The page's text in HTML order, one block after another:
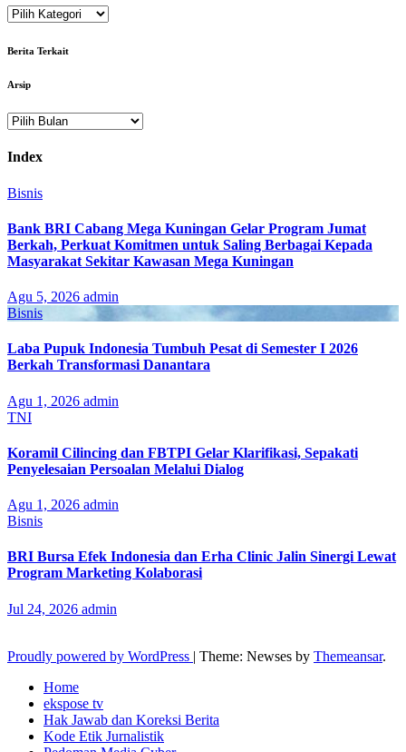
Kategori
Berita Terkait
Arsip
Arsip
Index
Bisnis
Bank BRI Cabang Mega Kuningan Gelar Program Jumat
Berkah, Perkuat Komitmen untuk Saling Berbagai Kepada
Masyarakat Sekitar Kawasan Mega Kuningan
Agu 5, 2026 admin
Bisnis
Laba Pupuk Indonesia Tumbuh Pesat di Semester I 2026
Berkah Transformasi Danantara
Agu 1, 2026 admin
TNI
Koramil Cilincing dan FBTPI Gelar Klarifikasi, Sepakati
Penyelesaian Persoalan Melalui Dialog
Agu 1, 2026 admin
Bisnis
BRI Bursa Efek Indonesia dan Erha Clinic Jalin Sinergi Lewat
Program Marketing Kolaborasi
Jul 24, 2026 admin
Proudly powered by WordPress | Theme: Newses by Themeansar.
Home
ekspose tv
Hak Jawab dan Koreksi Berita
Kode Etik Jurnalistik